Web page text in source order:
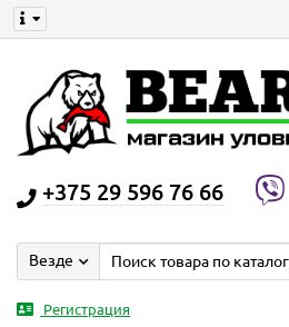
+375 29 596 76 66
Везде
Регистрация